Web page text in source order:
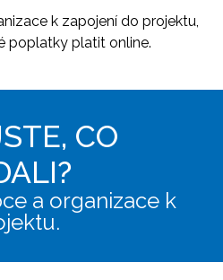
k zapojení do projektu,
poplatky platit online.
CO
a organizace k